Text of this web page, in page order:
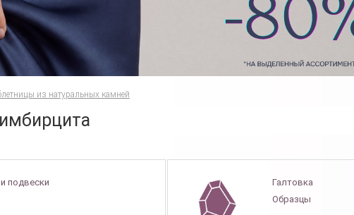
из натуральных камней
подвески
Галтовка
Образцы